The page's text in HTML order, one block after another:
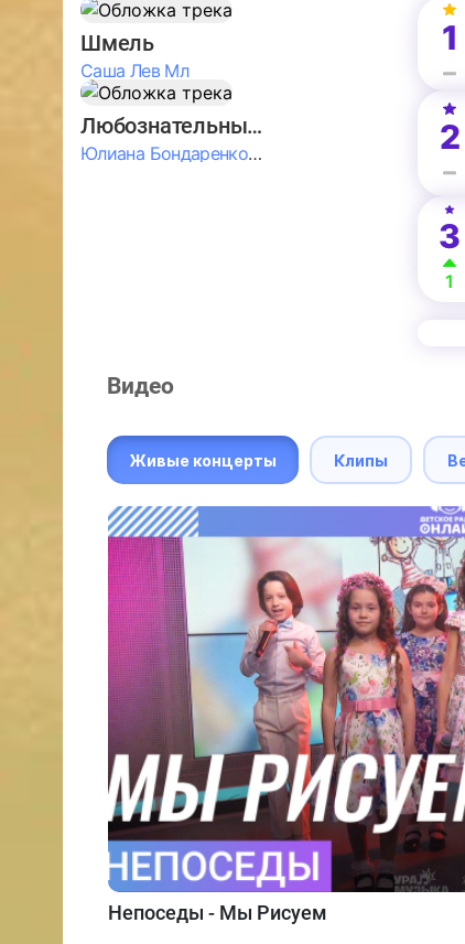
Шмель
Саша Лев Мл
Любознательные Дети
Юлиана Бондаренко & Амелия Колпакова & Егор Егоров & Валерия Шевченко & Ксюша Косичкина
1
2
3
1
Видео
Живые концерты Клипы
Непоседы - Мы Рисуем